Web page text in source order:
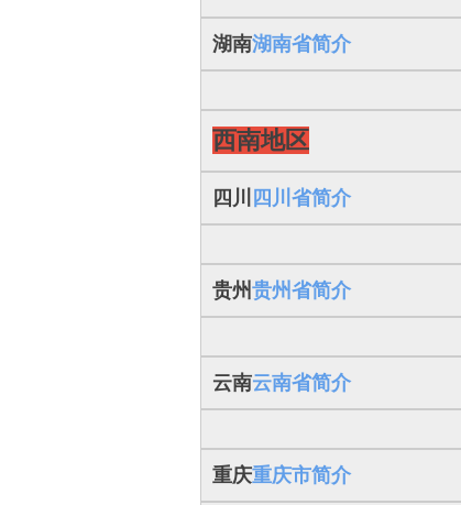
湖南湖南省简介
西南地区
四川 四川省简介
贵州贵州省简介
云南云南省简介
重庆重庆市简介